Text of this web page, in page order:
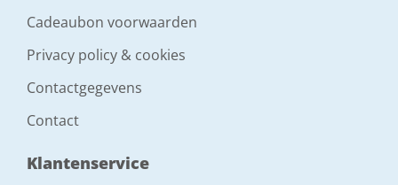
Cadeaubon voorwaarden
Privacy policy & cookies
Contactgegevens
Contact
Klantenservice